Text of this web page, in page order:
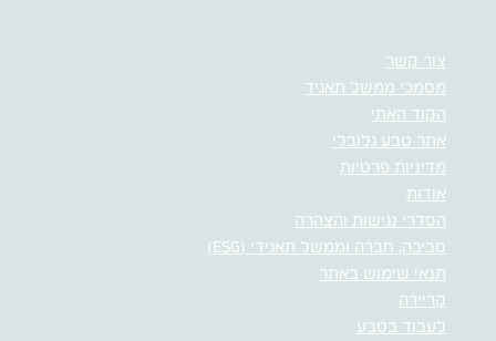
צור קשר
מסמכי ממשל תאגיד
הקוד האתי
אתר טבע גלובלי
מדיניות פרטיות
אודות
הסדרי נגישות והצהרה
סביבה, חברה וממשל תאגידי (ESG)
תנאי שימוש באתר
קריירה
לעבוד בטבע